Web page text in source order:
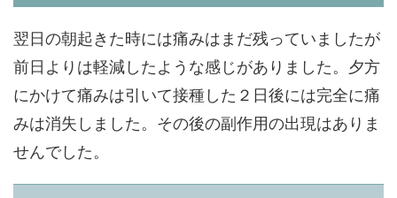
翌日の朝起きた時には痛みはまだ残っていましたが
前日よりは軽減したような感じがありました。夕方
にかけて痛みは引いて接種した２日後には完全に痛
みは消失しました。その後の副作用の出現はありま
せんでした。